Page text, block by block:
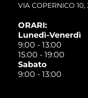
VIA COPERNICO
ORARI:
Lunedì-Venerdì
9:00 - 13:00
15:00 - 19:00
Sabato
9:00 - 13:00